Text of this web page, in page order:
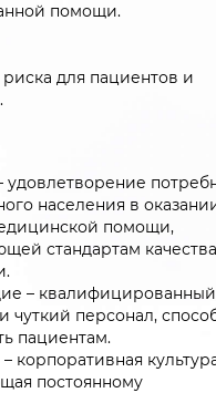
помощи.
риска для пациентов и
удовлетворение
населения в
помощи,
стандартам
–
чуткий персонал,
пациентам.
корпоративная
постоянному